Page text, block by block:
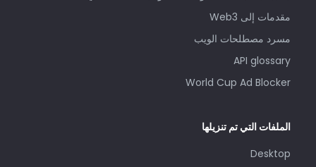
مقدمات إلى Web3
مسرد مصطلحات الويب
API glossary
World Cup Ad Blocker
الملفات التي تم تنزيلها
Desktop